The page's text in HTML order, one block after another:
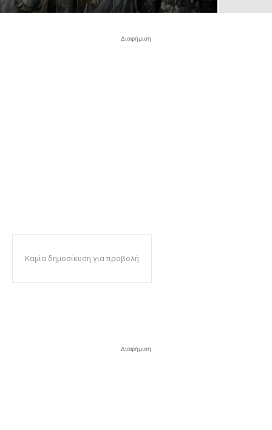
Διαφήμιση
Καμία δημοσίευση για προβολή
Διαφήμιση